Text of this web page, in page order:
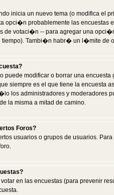
inicia un nuevo tema (o modifica el
opci�n probablemente las
de votaci�n -- para agregar una
Tambi�n habr� un l�mite de
modificar o borrar una
siempre es el que tiene la encuesta
los administradores y moderadores
la misma a mitad de camino.
Foros?
usuarios o grupos de usuarios.
en las encuestas (para prevenir